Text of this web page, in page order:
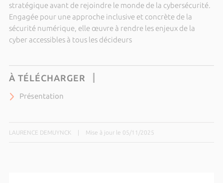
stratégique avant de rejoindre le monde de la cybersécurité.
Engagée pour une approche inclusive et concrète de la
sécurité numérique, elle œuvre à rendre les enjeux de la
cyber accessibles à tous les décideurs
À TÉLÉCHARGER
Présentation
LAURENCE DEMUYNCK Mise à jour le 05/11/2025